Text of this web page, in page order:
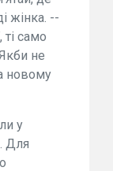
жінка. --
само
не
новому
у
Для